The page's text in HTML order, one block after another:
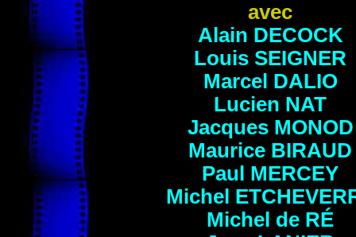
avec
Alain DECOCK
Louis SEIGNER
Marcel DALIO
Lucien NAT
Jacques MONOD
Maurice BIRAUD
Paul MERCEY
Michel
Michel de RÉ